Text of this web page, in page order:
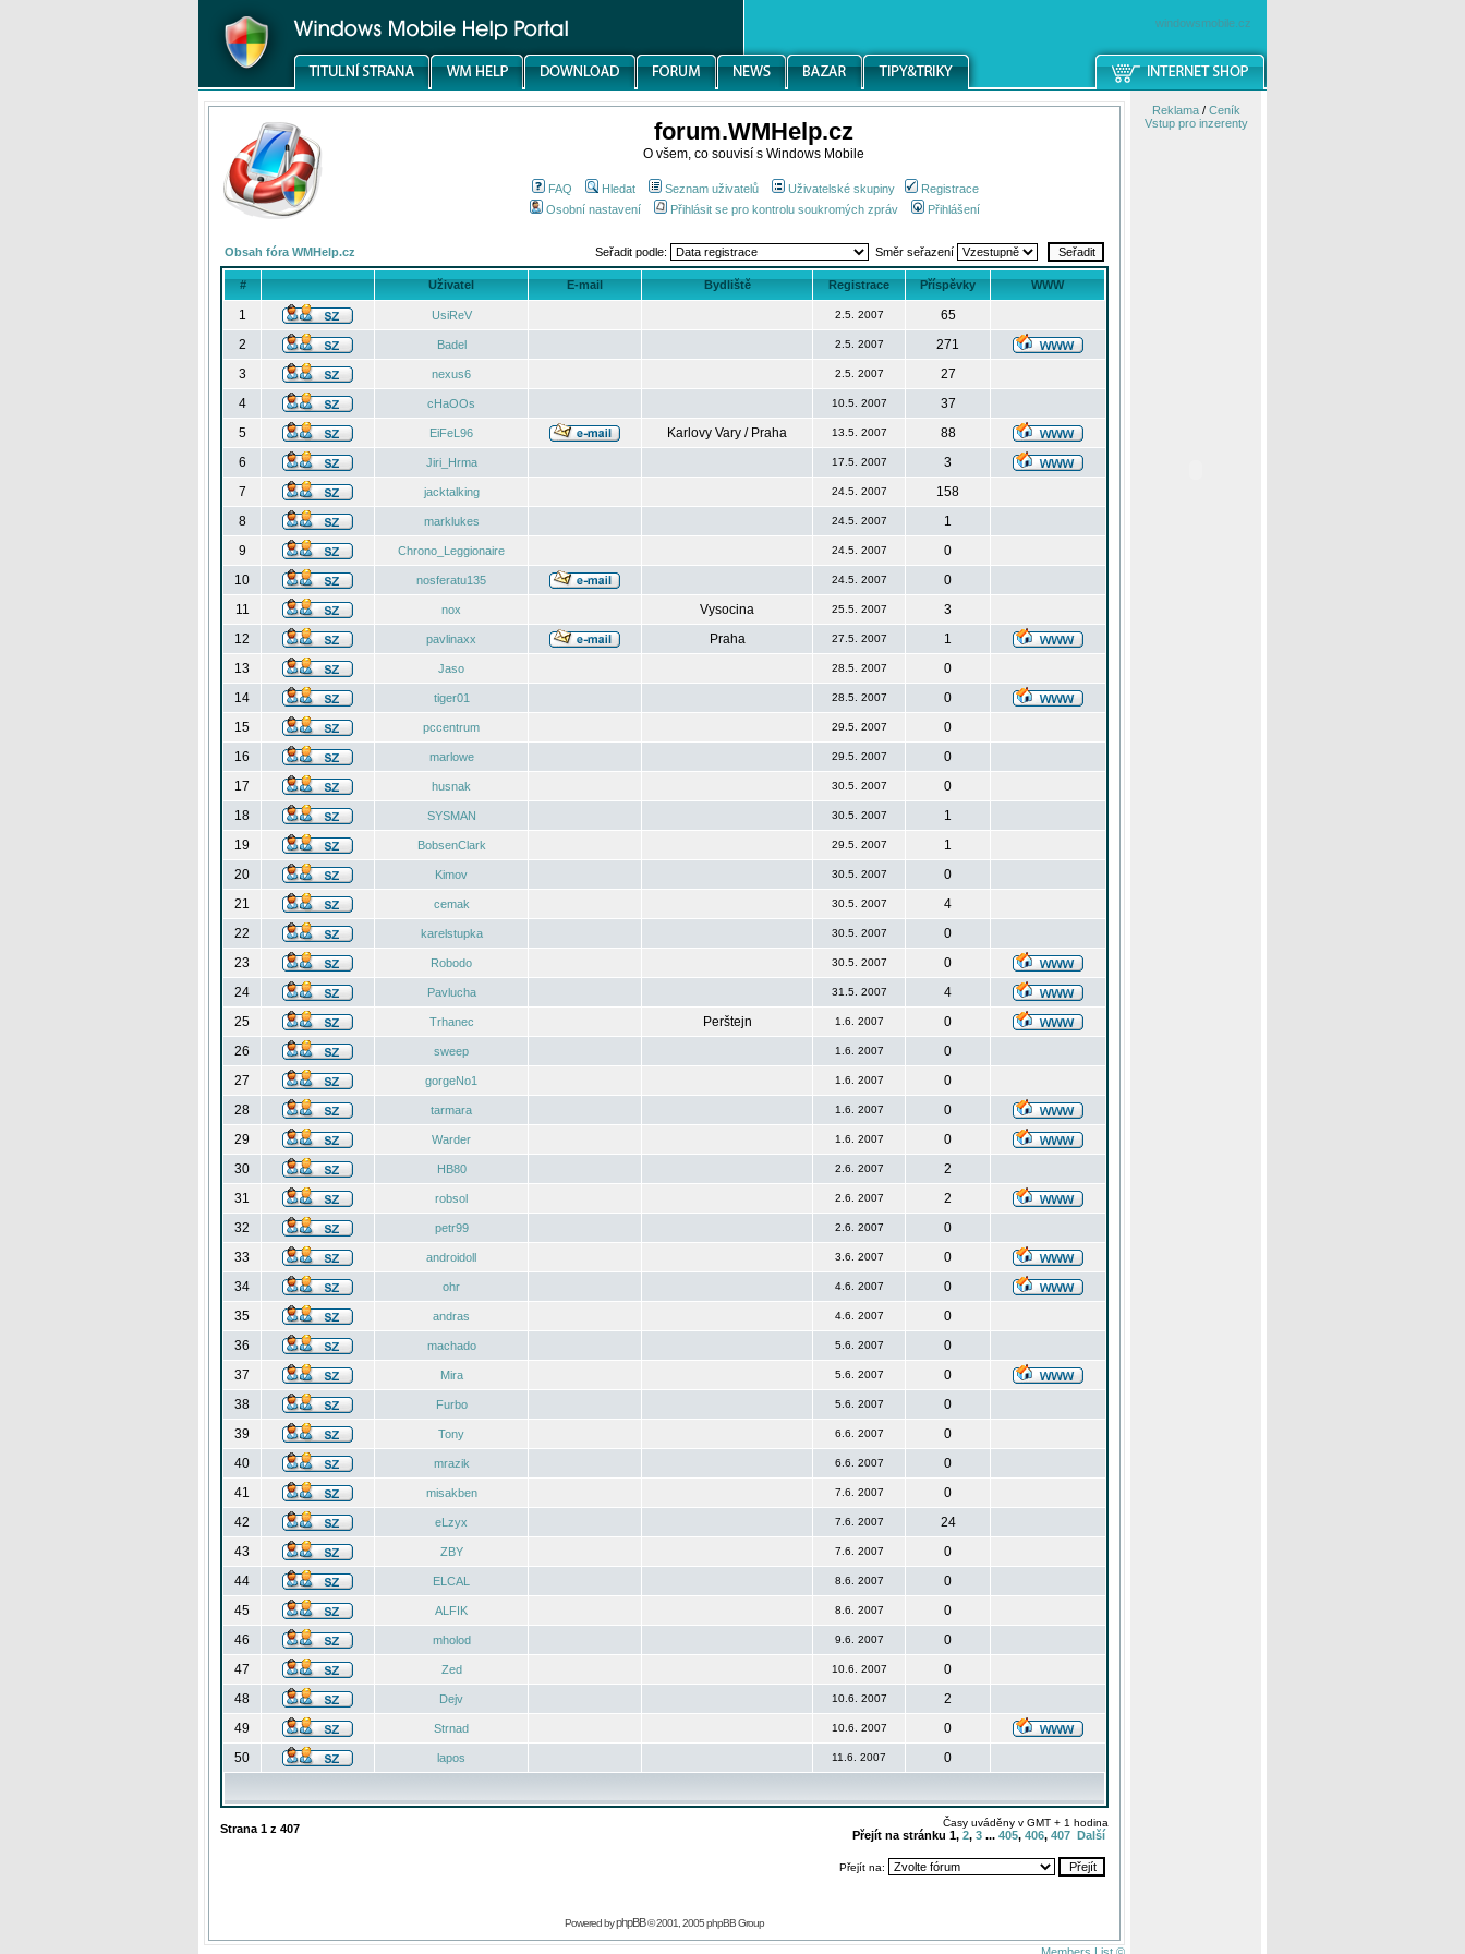
windowsmobile.cz
forum.WMHelp.cz
O všem, co souvisí s Windows Mobile
FAQ Hledat Seznam uživatelů Uživatelské skupiny
Registrace
Osobní nastavení
Přihlásit se pro kontrolu soukromých zpráv Přihlášení
Obsah fóra WMHelp.cz Seřadit podle: Směr seřazení
# Uživatel E-mail Bydliště Registrace Příspěvky WWW
1 UsiReV 2.5. 2007
65
2
Badel 2.5. 2007
271
3
nexus6 2.5. 2007
27
4
cHaOOs 10.5. 2007
37
5
EiFeL96 Karlovy Vary / Praha 13.5. 2007
88
6
Jiri_Hrma 17.5. 2007
3
7
jacktalking 24.5. 2007
158
8
marklukes 24.5. 2007
1
9
Chrono_Leggionaire 24.5. 2007
0
10
nosferatu135 24.5. 2007
0
11
nox Vysocina 25.5. 2007
3
12
pavlinaxx Praha 27.5. 2007
1
13
Jaso 28.5. 2007
0
14
tiger01 28.5. 2007
0
15
pccentrum 29.5. 2007
0
16
marlowe 29.5. 2007
0
17
husnak 30.5. 2007
0
18
SYSMAN 30.5. 2007
1
19
BobsenClark 29.5. 2007
1
20
Kimov 30.5. 2007
0
21
cemak 30.5. 2007
4
22
karelstupka 30.5. 2007
0
23
Robodo 30.5. 2007
0
24
Pavlucha 31.5. 2007
4
25
Trhanec Perštejn 1.6. 2007
0
26
sweep 1.6. 2007
0
27
gorgeNo1 1.6. 2007
0
28
tarmara 1.6. 2007
0
29
Warder 1.6. 2007
0
30
HB80 2.6. 2007
2
31
robsol 2.6. 2007
2
32
petr99 2.6. 2007
0
33
androidoll 3.6. 2007
0
34
ohr 4.6. 2007
0
35
andras 4.6. 2007
0
36
machado 5.6. 2007
0
37
Mira 5.6. 2007
0
38
Furbo 5.6. 2007
0
39
Tony 6.6. 2007
0
40
mrazik 6.6. 2007
0
41
misakben 7.6. 2007
0
42
eLzyx 7.6. 2007
24
43
ZBY 7.6. 2007
0
44
ELCAL 8.6. 2007
0
45
ALFIK 8.6. 2007
0
46
mholod 9.6. 2007
0
47
Zed 10.6. 2007
0
48
Dejv 10.6. 2007
2
49
Strnad 10.6. 2007
0
50
lapos 11.6. 2007 0
Strana 1 z 407 Časy uváděny v GMT + 1 hodina
Přejít na stránku 1, 2, 3 ... 405, 406, 407 Další
Přejít na:
Powered byphpBB© 2001, 2005 phpBB Group
Reklama/ Ceník
Vstup pro inzerenty